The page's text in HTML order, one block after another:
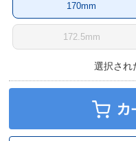
170mm
172.5mm
選択され